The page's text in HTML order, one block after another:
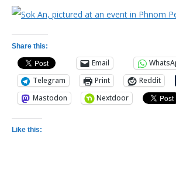
Share this:
Email
Telegram
Print
Reddit
Mastodon
Nextdoor
Like this: